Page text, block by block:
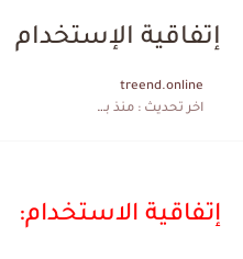
إتفاقية الإستخدام
treend.online
اخر تحديث :منذ بضع اعوام
إتفاقية الاستخدام: